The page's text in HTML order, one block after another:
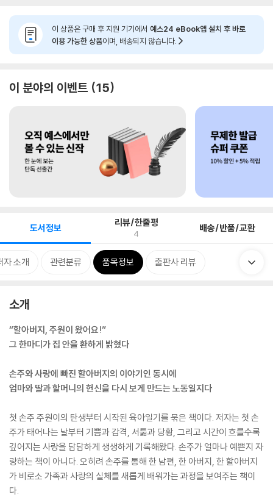
이 상품은 구매 후 지원 기기에서 예스24 eBook앱 설치 후 바로
이용 가능한 상품이며, 배송되지 않습니다.
이 분야의 이벤트 15
도서정보 리뷰/한줄평
4 배송/반품/교환
자 소개 관련분류 품목정보 출판사 리뷰
소개
“할아버지, 주원이 왔어요!”
그 한마디가 집 안을 환하게 밝혔다
손주와 사랑에 빠진 할아버지의 이야기인 동시에
엄마와 딸과 할머니의 헌신을 다시 보게 만드는 노동일지다
첫 손주 주원이의 탄생부터 시작된 육아일기를 묶은 책이다. 저자는 첫 손
주가 태어나는 날부터 기쁨과 감격, 서툶과 당황, 그리고 시간이 흐를수록
깊어지는 사랑을 담담하게 생생하게 기록해왔다. 손주가 얼마나 예쁜지 자
랑하는 책이 아니다. 오히려 손주를 통해 한 남편, 한 아버지, 한 할아버지
가 비로소 가족과 사랑의 실체를 새롭게 배워가는 과정을 보여주는 책이
다.